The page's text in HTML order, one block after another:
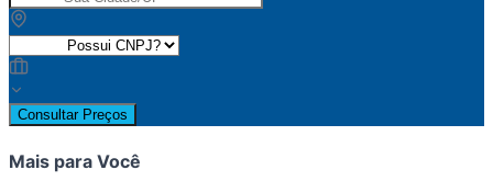
Consultar Preços
Mais para Você